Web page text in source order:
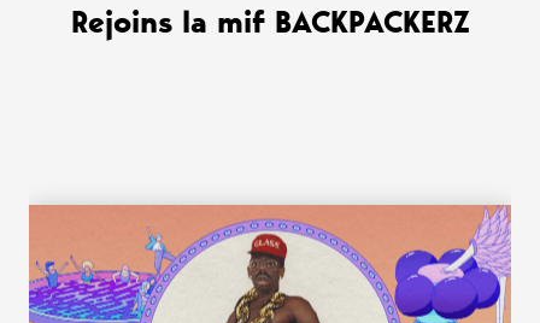
Rejoins la mif BACKPACKERZ
WANT MORE ?